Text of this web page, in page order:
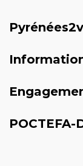
POCTEFA-